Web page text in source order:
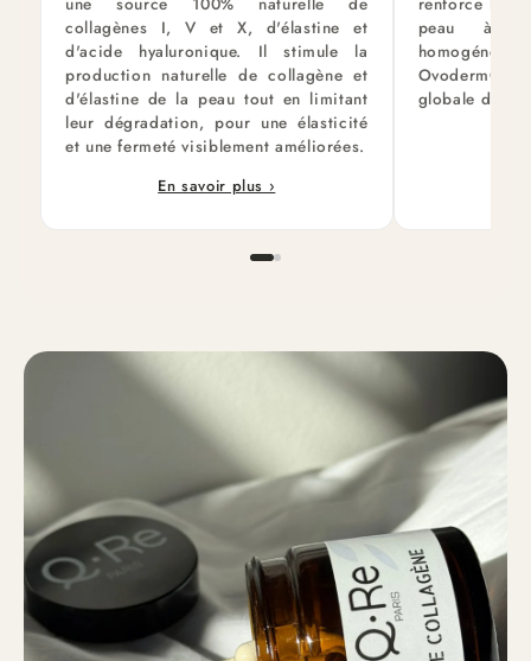
collagènes I, V et X, d'élastine et
d'acide hyaluronique. Il stimule la
production naturelle de collagène et
d'élastine de la peau tout en limitant
leur dégradation, pour une élasticité
et une fermeté visiblement améliorées.
En savoir plus ›
peau à
Ovoderm®,
globale de la